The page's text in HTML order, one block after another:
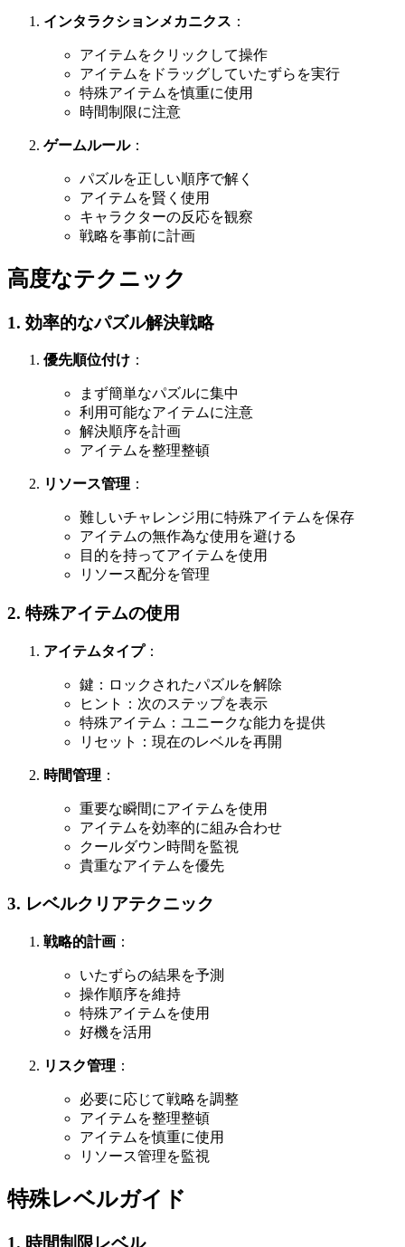
インタラクションメカニクス ：
アイテムをクリックして操作
アイテムをドラッグしていたずらを実行
特殊アイテムを慎重に使用
時間制限に注意
ゲームルール：
パズルを正しい順序で解く
アイテムを賢く使用
キャラクターの反応を観察
戦略を事前に計画
高度なテクニック
1. 効率的なパズル解決戦略
優先順位付け ：
まず簡単なパズルに集中
利用可能なアイテムに注意
解決順序を計画
アイテムを整理整頓
リソース管理 ：
難しいチャレンジ用に特殊アイテムを保存
アイテムの無作為な使用を避ける
目的を持ってアイテムを使用
リソース配分を管理
2. 特殊アイテムの使用
アイテムタイプ：
鍵：ロックされたパズルを解除
ヒント：次のステップを表示
特殊アイテム：ユニークな能力を提供
リセット：現在のレベルを再開
時間管理 ：
重要な瞬間にアイテムを使用
アイテムを効率的に組み合わせ
クールダウン時間を監視
貴重なアイテムを優先
3. レベルクリアテクニック
戦略的計画 ：
いたずらの結果を予測
操作順序を維持
特殊アイテムを使用
好機を活用
リスク管理 ：
必要に応じて戦略を調整
アイテムを整理整頓
アイテムを慎重に使用
リソース管理を監視
特殊レベルガイド
1. 時間制限レベル